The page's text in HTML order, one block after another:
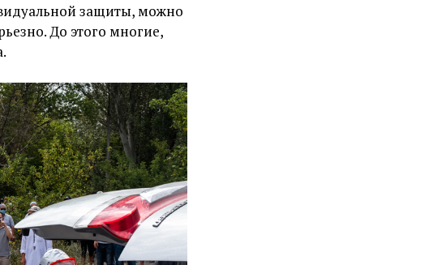
защиты, можно
До этого многие,